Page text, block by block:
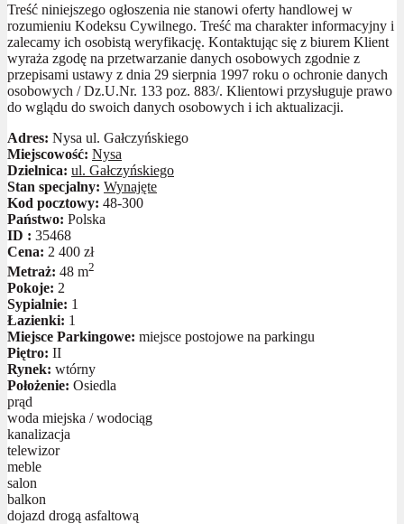
Treść niniejszego ogłoszenia nie stanowi oferty handlowej w
rozumieniu Kodeksu Cywilnego. Treść ma charakter informacyjny i
zalecamy ich osobistą weryfikację. Kontaktując się z biurem Klient
wyraża zgodę na przetwarzanie danych osobowych zgodnie z
przepisami ustawy z dnia 29 sierpnia 1997 roku o ochronie danych
osobowych / Dz.U.Nr. 133 poz. 883/. Klientowi przysługuje prawo
do wglądu do swoich danych osobowych i ich aktualizacji.
Adres: Nysa ul. Gałczyńskiego
Miejscowość: Nysa
Dzielnica: ul. Gałczyńskiego
Stan specjalny: Wynajęte
Kod pocztowy: 48-300
Państwo: Polska
ID : 35468
Cena: 2 400 zł
Metraż: 48 m2
Pokoje: 2
Sypialnie: 1
Łazienki: 1
Miejsce Parkingowe: miejsce postojowe na parkingu
Piętro: II
Rynek: wtórny
Położenie: Osiedla
prąd
woda miejska / wodociąg
kanalizacja
telewizor
meble
salon
balkon
dojazd drogą asfaltową